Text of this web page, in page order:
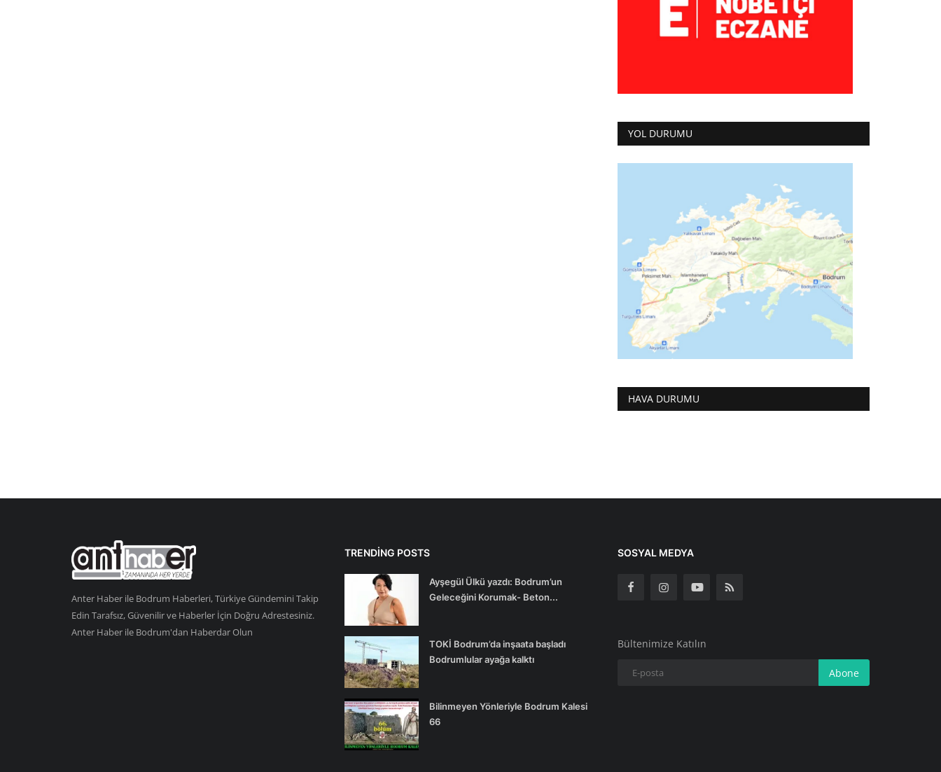
YOL DURUMU
HAVA DURUMU
Anter Haber ile Bodrum Haberleri, Türkiye Gündemini Takip
Edin Tarafsız, Güvenilir ve Haberler İçin Doğru Adrestesiniz.
Anter Haber ile Bodrum'dan Haberdar Olun
TRENDING POSTS
Ayşegül Ülkü yazdı: Bodrum’un
Geleceğini Korumak- Beton...
TOKİ Bodrum’da inşaata başladı
Bodrumlular ayağa kalktı
Bilinmeyen Yönleriyle Bodrum Kalesi
66
SOSYAL MEDYA
Bültenimize Katılın
Abone